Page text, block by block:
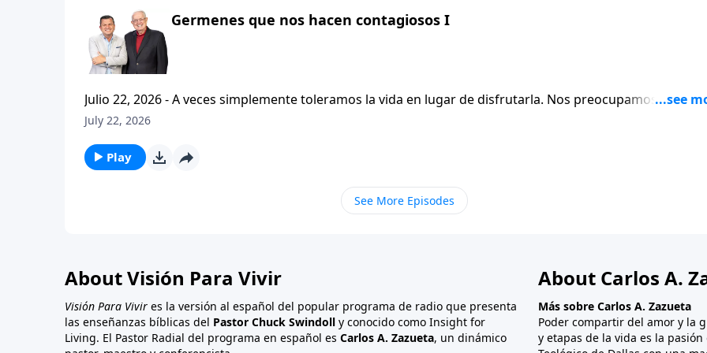
Germenes que nos hacen contagiosos I
Julio 22, 2026 - A veces simplemente toleramos la vida en lugar de disfrutarla. Nos preocupamos por las
luchas y los problemas cotidianos, y sin darnos cuenta, empezamos a llevar cargas que no necesitamos.
serie titulada: Cristianismo Contagioso, y nos dara esperanza y consejo.
July 22, 2026
Play
See More Episodes
About Visión Para Vivir
Visión Para Vivir es la versión al español del popular programa de radio que presenta
las enseñanzas bíblicas del Pastor Chuck Swindoll y conocido como Insight for
Living. El Pastor Radial del programa en español es Carlos A. Zazueta, un dinámico
About Carlos A.
Más sobre Carlos A. Zazueta
Poder compartir del amor y la
y etapas de la vida es la